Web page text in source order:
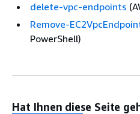
delete-vpc-endpoints
Remove-
PowerShell)
Hat Ihnen diese Seite